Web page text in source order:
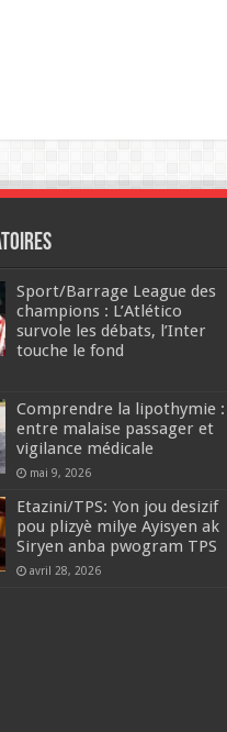
Sport/Barrage League des
champions : L’Atlético
survole les débats, l’Inter
touche le fond
Comprendre la lipothymie :
entre malaise passager et
vigilance médicale
mai 9, 2026
Etazini/TPS: Yon jou desizif
pou plizyè milye Ayisyen ak
Siryen anba pwogram TPS
avril 28, 2026